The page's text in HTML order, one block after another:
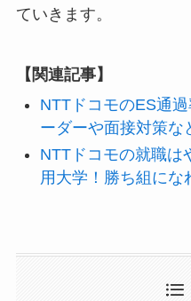
ていきます。
【関連記事】
NTTドコモのES通
ーダーや面接対策な
NTTドコモの就職は
用大学！勝ち組にな